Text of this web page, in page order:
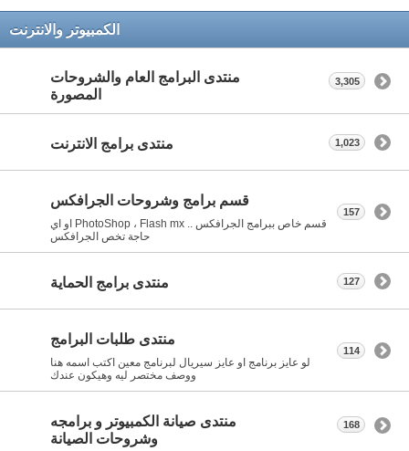
الكمبيوتر والانترنت
منتدى البرامج العام والشروحات
المصورة
3,305
منتدى برامج الانترنت 1,023
قسم برامج وشروحات الجرافكس
قسم خاص ببرامج الجرافكس .. PhotoShop ، Flash mx او اي
حاجة تخص الجرافكس
157
منتدى برامج الحماية 127
منتدى طلبات البرامج
لو عايز برنامج او عايز سيريال لبرنامج معين اكتب اسمه هنا
ووصف مختصر ليه وهيكون عندك
114
منتدى صيانة الكمبيوتر و برامجه
وشروحات الصيانة
168